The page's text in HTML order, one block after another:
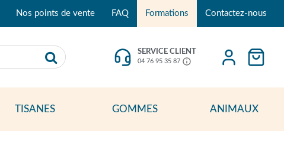
Contactez-nous
Formations
FAQ
Nos points de vente
SERVICE CLIENT
04 76 95 35 87
TISANES GOMMES ANIMAUX